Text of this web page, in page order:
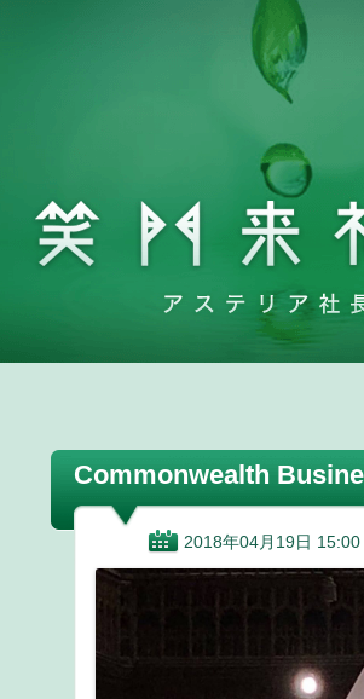
Commonwealth
2018年04月19日 15:00